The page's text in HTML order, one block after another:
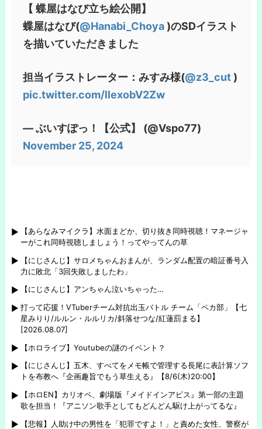
【 蝶屋はなび立ち絵公開】
蝶屋はなび(@Hanabi_Choya)のSDイラスト
を描いていただきました
担当イラストレーター：みすみ様(@z3_cut)
pic.twitter.com/llexobV2Zw
— ぶいすぽっ！【公式】 (@Vspo77)
November 25, 2024
【あらなみマイクラ】水面まどか、切り抜き同時視聴！マネージャ
ーがこれ同時視聴しましょう！ってやってんの草
【にじさんじ】サロメちゃんおまんが、ランダム配置の暗証番号入
力に敗北「3回失敗しましたわ」
【にじさんじ】アンちゃん泣いちゃった…
打って応援！VTuberチーム対抗出玉バトル チーム「ペカ部」【七
星みりり/ルルン・ルルリカ/斜落せつな/紅蓮罰まる】
[2026.08.07]
【ホロライブ】Youtubeの謎のイベント？
【にじさんじ】五木、すべてをメモ帳で管理する長尾に表計算ソフ
トを布教へ『企画趣旨でもう草生える』【8/6(木)20:00】
【ホロEN】カリオペ、劇場版『メイドインアビス』第一部の主題
歌を担当！『アニソン歌手としてもどんどん駆け上がってるな』
【悲報】人助け中の男性を「犯罪ですよ！」と責めた女性、警察が